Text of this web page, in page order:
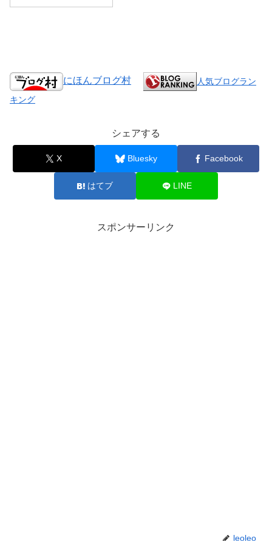
にほんブログ村
人気ブログラン
キング
シェアする
X Bluesky Facebook
はてブ LINE
スポンサーリンク
leoleo